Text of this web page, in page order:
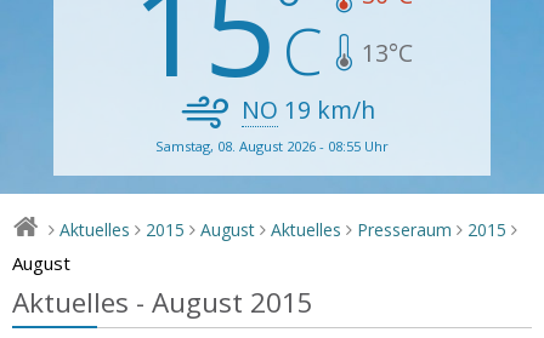
13°C
NO 19 km/h
Samstag, 08. August 2026 - 08:55 Uhr
> Aktuelles > 2015 > August > Aktuelles > Presseraum > 2015 >
August
Aktuelles - August 2015